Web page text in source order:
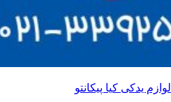
لوازم یدکی کیا پیکانتو